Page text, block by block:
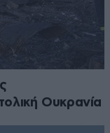
Ουκρανία